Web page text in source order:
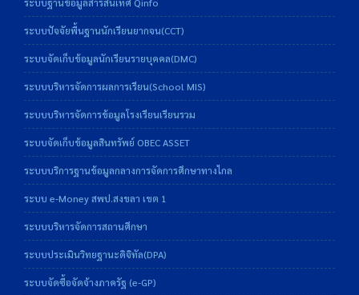
ระบบปัจจัยพื้นฐานนักเรียนยากจน(CCT)
ระบบจัดเก็บข้อมูลนักเรียนรายบุคคล(DMC)
ระบบบริหารจัดการผลการเรียน(School MIS)
ระบบบริหารจัดการข้อมูลโรงเรียนเรียนรวม
ระบบจัดเก็บข้อมูลสินทรัพย์ OBEC ASSET
ระบบบริการฐานข้อมูลกลางการจัดการศึกษาทางไกล
ระบบ e-Money สพป.สงขลา เขต 1
ระบบบริหารจัดการสถานศึกษา
ระบบประเมินวิทยฐานะดิจิทัล(DPA)
ระบบจัดซื้อจัดจ้างภาครัฐ (e-GP)